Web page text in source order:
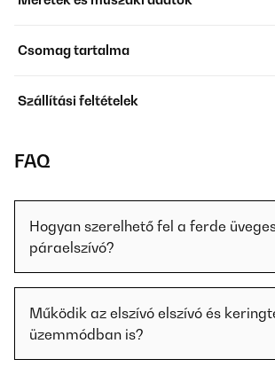
Csomag tartalma
Szállítási feltételek
FAQ
Hogyan szerelhető fel a ferde
páraelszívó?
Működik az elszívó elszívó és
üzemmódban is?